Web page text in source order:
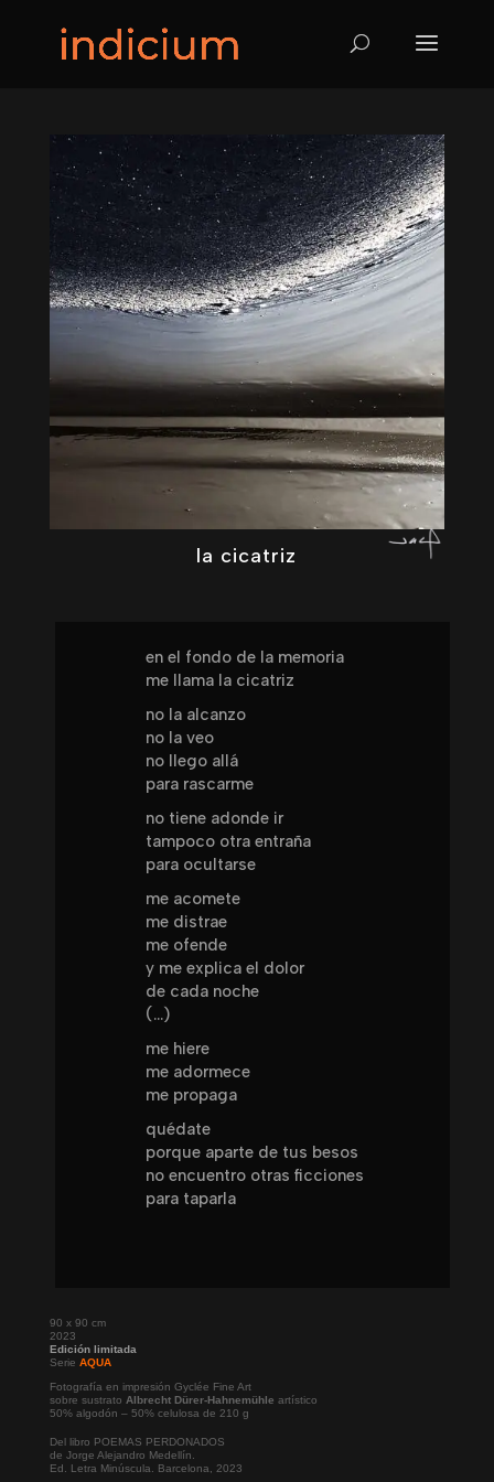
la cicatriz
en el fondo de la memoria
me llama la cicatriz
no la alcanzo
no la veo
no llego allá
para rascarme
no tiene adonde ir
tampoco otra entraña
para ocultarse
me acomete
me distrae
me ofende
y me explica el dolor
de cada noche
(...)
me hiere
me adormece
me propaga
quédate
porque aparte de tus besos
no encuentro otras ficciones
para taparla
90 x 90 cm
2023
Edición limitada
Serie AQUA
Fotografía en impresión Gyclée Fine Art
sobre sustrato Albrecht Dürer-Hahnemühle artístico
50% algodón – 50% celulosa de 210 g
Del libro POEMAS PERDONADOS
de Jorge Alejandro Medellín.
Ed. Letra Minúscula. Barcelona, 2023